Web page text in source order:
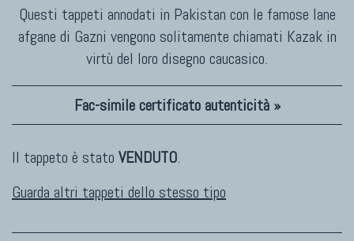
Questi tappeti annodati in Pakistan con le famose lane
afgane di Gazni vengono solitamente chiamati Kazak in
virtù del loro disegno caucasico.
Fac-simile certificato autenticità »
Il tappeto è stato VENDUTO.
Guarda altri tappeti dello stesso tipo